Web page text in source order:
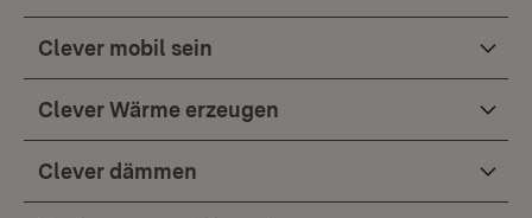
Clever mobil sein
Clever Wärme erzeugen
Clever dämmen